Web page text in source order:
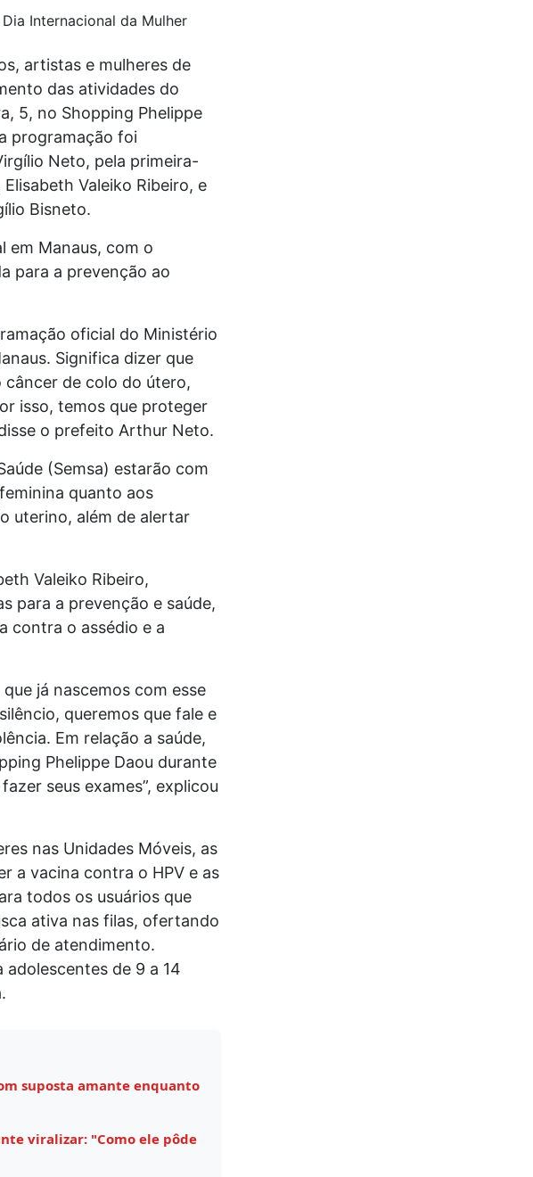
artistas e mulheres de
das atividades do
5, no Shopping Phelippe
programação foi
Neto, pela primeira-
Valeiko Ribeiro, e
Bisneto.
em Manaus, com o
para a prevenção ao
oficial do Ministério
Significa dizer que
de colo do útero,
isso, temos que proteger
o prefeito Arthur Neto.
(Semsa) estarão com
quanto aos
uterino, além de alertar
Valeiko Ribeiro,
para a prevenção e saúde,
contra o assédio e a
já nascemos com esse
queremos que fale e
Em relação a saúde,
Phelippe Daou durante
seus exames”, explicou
nas Unidades Móveis, as
a vacina contra o HPV e as
todos os usuários que
ativa nas filas, ofertando
de atendimento.
adolescentes de 9 a 14
suposta amante enquanto
viralizar: "Como ele pôde